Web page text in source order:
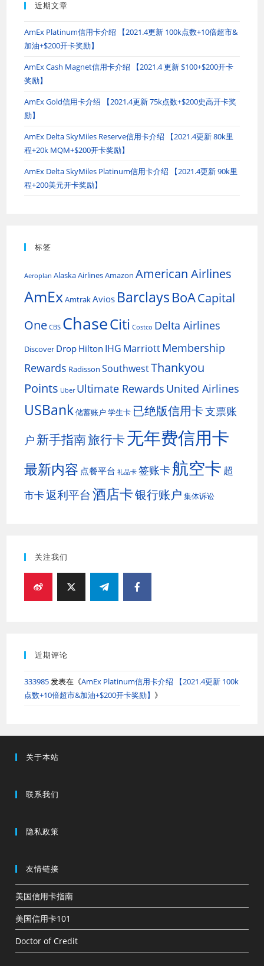
近期文章
AmEx Platinum信用卡介绍 【2021.4更新 100k点数+10倍超市&
加油+$200开卡奖励】
AmEx Cash Magnet信用卡介绍 【2021.4 更新 $100+$200开卡
奖励】
AmEx Gold信用卡介绍 【2021.4更新 75k点数+$200史高开卡奖
励】
AmEx Delta SkyMiles Reserve信用卡介绍 【2021.4更新 80k里
程+20k MQM+$200开卡奖励】
AmEx Delta SkyMiles Platinum信用卡介绍 【2021.4更新 90k里
程+200美元开卡奖励】
标签
Aeroplan Alaska AirlinesAmazon American Airlines
AmEx AmtrakAvios Barclays BoACapital
One CBS ChaseCiti Costco Delta Airlines
Discover Drop Hilton IHG MarriottMembership
Rewards Radisson SouthwestThankyou
Points Uber Ultimate Rewards United Airlines
USBank储蓄账户 学生卡 已绝版信用卡支票账
户 新手指南旅行卡无年费信用卡
最新内容 点餐平台 礼品卡 签账卡航空卡 超
市卡返利平台 酒店卡银行账户 集体诉讼
关注我们
近期评论
333985 发表在《AmEx Platinum信用卡介绍 【2021.4更新 100k
点数+10倍超市&加油+$200开卡奖励】 》
关于本站
联系我们
隐私政策
友情链接
美国信用卡指南
美国信用卡101
Doctor of Credit